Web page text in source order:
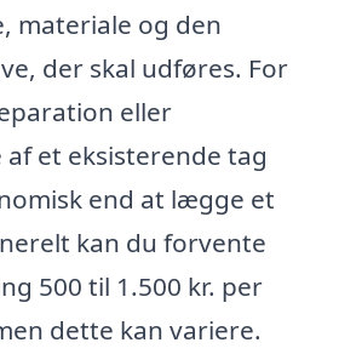
materiale og den
der skal udføres. For
eller
et eksisterende tag
end at lægge et
kan du forvente
500 til 1.500 kr. per
dette kan variere.